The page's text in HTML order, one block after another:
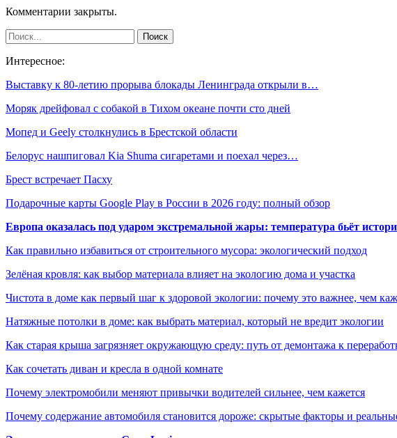
Комментарии закрыты.
Интересное:
Выставку к 80-летию прорыва блокады Ленинграда открыли в…
Моряк дрейфовал с собакой в Тихом океане почти сто дней
Мопед и Geely столкнулись в Брестской области
Белорус нашпиговал Kia Shuma сигаретами и поехал через…
Брест встречает Пасху
Подарочные карты Google Play в России в 2026 году: полный обзор
Европа оказалась под ударом экстремальной жары: температура бьёт
Как правильно избавиться от строительного мусора: экологический подход
Зелёная кровля: как выбор материала влияет на экологию дома и участка
Чистота в доме как первый шаг к здоровой экологии: почему это важнее, чем
Натяжные потолки в доме: как выбрать материал, который не вредит экологии
Как старая крыша загрязняет окружающую среду: путь от демонтажа к
Как сочетать диван и кресла в одной комнате
Почему электромобили меняют привычки водителей сильнее, чем кажется
Почему содержание автомобиля становится дороже: скрытые факторы и